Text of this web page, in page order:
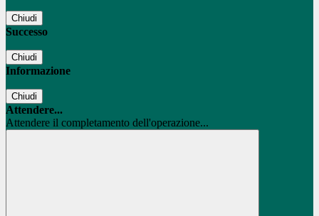
Chiudi
Successo
Chiudi
Informazione
Chiudi
Attendere...
Attendere il completamento dell'operazione...